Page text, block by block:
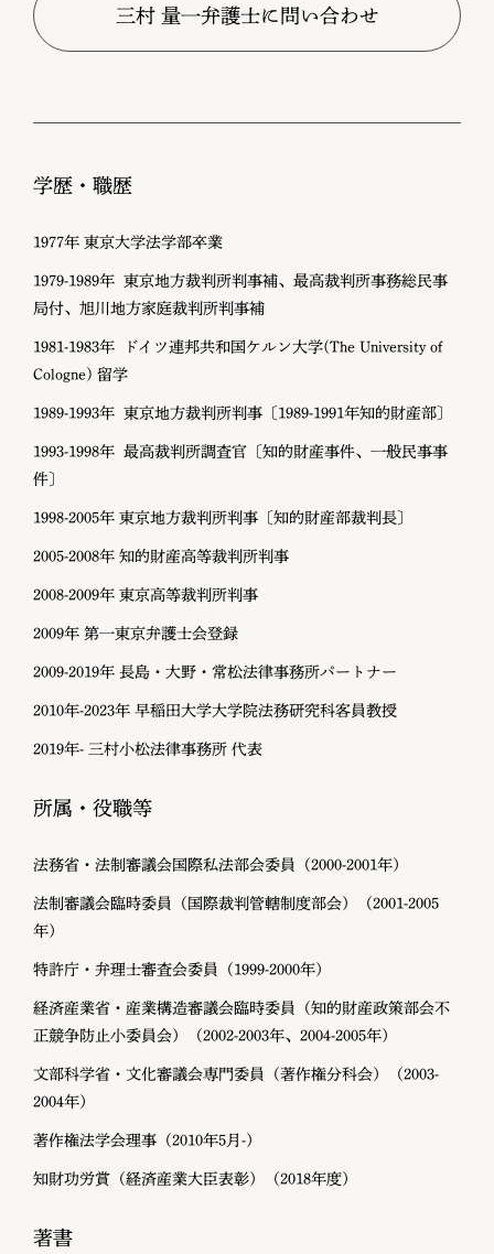
学歴・職歴
1977年 東京大学法学部卒業
1979-1989年 東京地方裁判所判事補、最高裁判所事務総民事
局付、旭川地方家庭裁判所判事補
1981-1983年 ドイツ連邦共和国ケルン大学(The University of
Cologne) 留学
1989-1993年 東京地方裁判所判事〔1989-1991年知的財産部〕
1993-1998年 最高裁判所調査官〔知的財産事件、一般民事事
件〕
1998-2005年 東京地方裁判所判事〔知的財産部裁判長〕
2005-2008年 知的財産高等裁判所判事
2008-2009年 東京高等裁判所判事
2009年 第一東京弁護士会登録
2009-2019年 長島・大野・常松法律事務所パートナー
2010年-2023年 早稲田大学大学院法務研究科客員教授
2019年- 三村小松法律事務所 代表
所属・役職等
法務省・法制審議会国際私法部会委員（2000-2001年）
法制審議会臨時委員（国際裁判管轄制度部会）（2001-2005
年）
特許庁・弁理士審査会委員（1999-2000年）
経済産業省・産業構造審議会臨時委員（知的財産政策部会不
正競争防止小委員会）（2002-2003年、2004-2005年）
文部科学省・文化審議会専門委員（著作権分科会）（2003-
2004年）
著作権法学会理事（2010年5月-）
知財功労賞（経済産業大臣表彰）（2018年度）
著書